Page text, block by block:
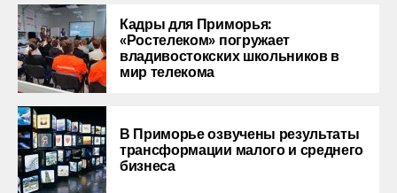
Кадры для Приморья:
«Ростелеком» погружает
владивостокских школьников в
мир телекома
В Приморье озвучены результаты
трансформации малого и среднего
бизнеса